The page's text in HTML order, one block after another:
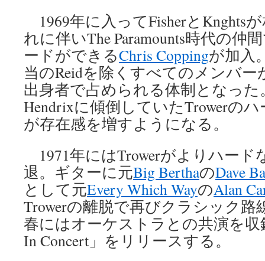
1969年に入ってFisherとKnghts
れに伴いThe Paramounts時代の仲
ードができるChris Coppingが加入
当のReidを除くすべてのメンバー
出身者で占められる体制となった
Hendrixに傾倒していたTrowerの
が存在感を増すようになる。
1971年にはTrowerがよりハード
退。ギターに元Big BerthaのDave
として元Every Which WayのAlan
Trowerの離脱で再びクラシック路
春にはオーケストラとの共演を
In Concert」をリリースする。